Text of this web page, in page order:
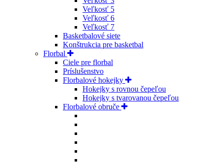
Veľkosť 5
Veľkosť 6
Veľkosť 7
Basketbalové siete
Konštrukcia pre basketbal
Florbal
Ciele pre florbal
Príslušenstvo
Florbalové hokejky
Hokejky s rovnou čepeľou
Hokejky s tvarovanou čepeľou
Florbalové obruče